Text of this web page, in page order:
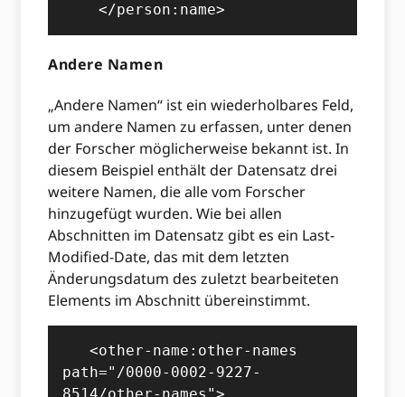
    </person:name>
Andere Namen
„Andere Namen“ ist ein wiederholbares Feld,
um andere Namen zu erfassen, unter denen
der Forscher möglicherweise bekannt ist. In
diesem Beispiel enthält der Datensatz drei
weitere Namen, die alle vom Forscher
hinzugefügt wurden. Wie bei allen
Abschnitten im Datensatz gibt es ein Last-
Modified-Date, das mit dem letzten
Änderungsdatum des zuletzt bearbeiteten
Elements im Abschnitt übereinstimmt.
   <other-name:other-names
path="/0000-0002-9227-